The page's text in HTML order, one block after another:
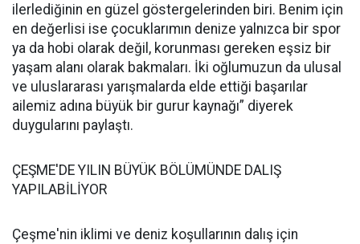
ilerlediğinin en güzel göstergelerinden biri. Benim için
en değerlisi ise çocuklarımın denize yalnızca bir spor
ya da hobi olarak değil, korunması gereken eşsiz bir
yaşam alanı olarak bakmaları. İki oğlumuzun da ulusal
ve uluslararası yarışmalarda elde ettiği başarılar
ailemiz adına büyük bir gurur kaynağı” diyerek
duygularını paylaştı.
ÇEŞME'DE YILIN BÜYÜK BÖLÜMÜNDE DALIŞ
YAPILABİLİYOR
Çeşme'nin iklimi ve deniz koşullarının dalış için